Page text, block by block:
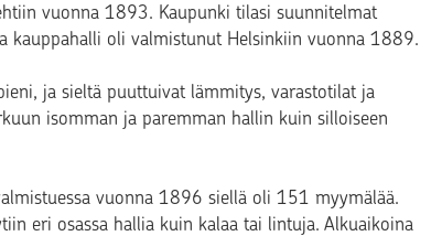
vuonna 1893. Kaupunki tilasi suunnitelmat
kauppahalli oli valmistunut Helsinkiin vuonna 1889.
ja sieltä puuttuivat lämmitys, varastotilat ja
isomman ja paremman hallin kuin silloiseen
vuonna 1896 siellä oli 151 myymälää.
eri osassa hallia kuin kalaa tai lintuja. Alkuaikoina